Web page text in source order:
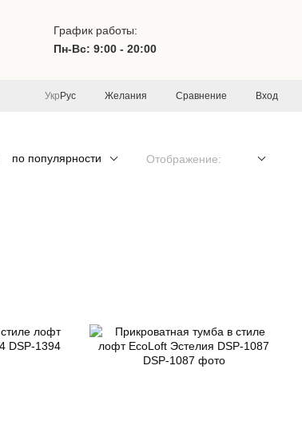
График работы:
Пн-Вс: 9:00 - 20:00
Укр Рус Желания Сравнение Вход
по популярности Отображение: